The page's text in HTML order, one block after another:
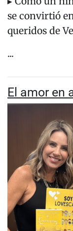
se convirtió
queridos de
...
El amor en